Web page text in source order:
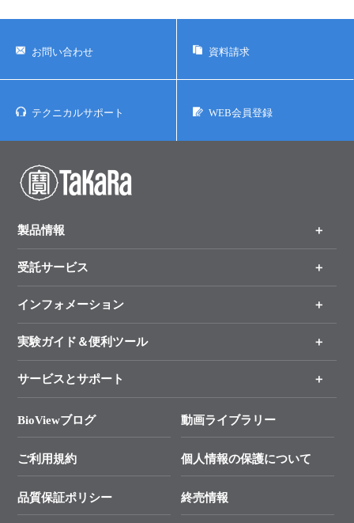
お問い合わせ 資料請求
テクニカルサポート WEB会員登録
製品情報
製品一覧
手法から製品を探す
新製品情報
受託サービス
オンライン注文
インフォメーション
キャンペーン
タカラバイオ各種会員募集のお知らせ
終売製品のお知らせ
価格改定のご案内
技術セミナーのご案内
実験ガイド＆便利ツール
リアルタイムPCR実験のススメ
幹細胞・再生医療研究ガイド
クローニング実験ガイド
SMARTer NGSポータルサイト
サービスとサポート
総合お問い合わせ
├ 実験コンシェルジュ
BioViewブログ 動画ライブラリー
ご利用規約 個人情報の保護について
品質保証ポリシー 終売情報